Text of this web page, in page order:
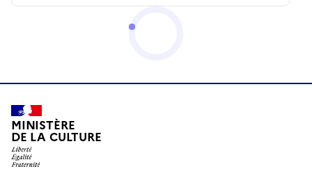
MINISTÈRE
DE LA CULTURE